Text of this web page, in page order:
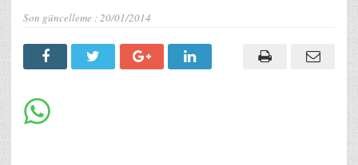
Son güncelleme :20/01/2014